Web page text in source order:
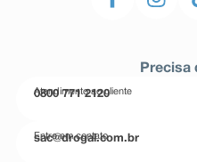
Precisa
Atendimento ao cliente
0800 771 2120
Entre em contato
sac@drogal.com.br